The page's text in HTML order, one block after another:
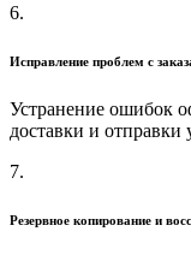
6.
Исправление проблем с
Устранение ошибок
доставки и отправки
7.
Резервное копирование и